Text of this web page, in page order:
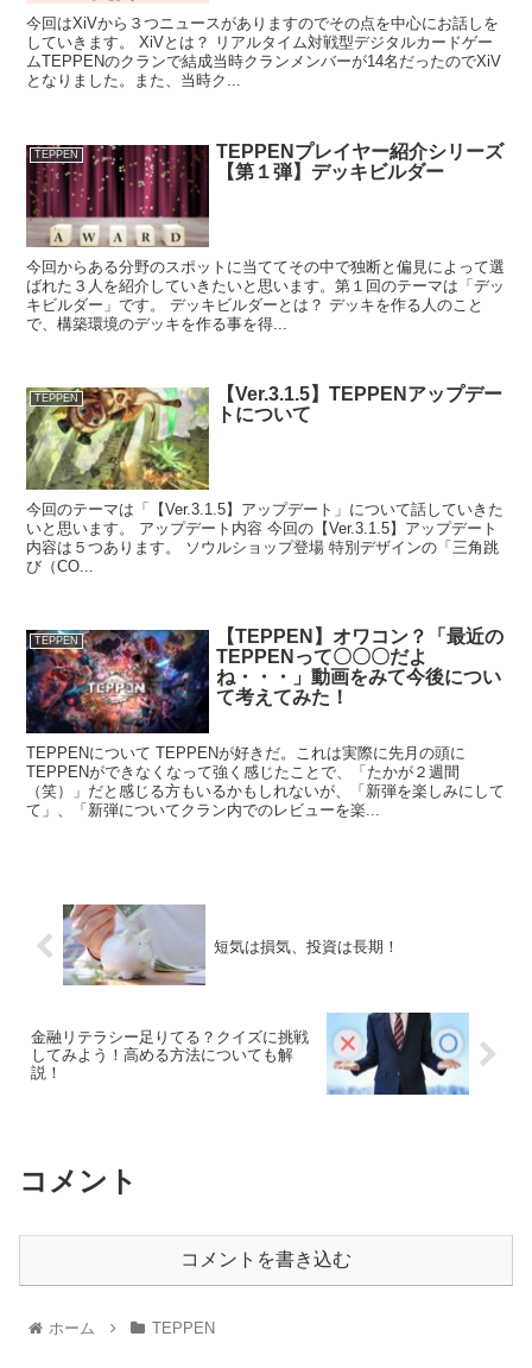
今回はXiVから３つニュースがありますのでその点を中心にお話しを
していきます。 XiVとは？ リアルタイム対戦型デジタルカードゲー
ムTEPPENのクランで結成当時クランメンバーが14名だったのでXiV
となりました。また、当時ク...
TEPPEN
TEPPENプレイヤー紹介シリーズ
【第１弾】デッキビルダー
今回からある分野のスポットに当ててその中で独断と偏見によって選
ばれた３人を紹介していきたいと思います。第１回のテーマは「デッ
キビルダー」です。 デッキビルダーとは？ デッキを作る人のこと
で、構築環境のデッキを作る事を得...
TEPPEN
【Ver.3.1.5】TEPPENアップデー
トについて
今回のテーマは「【Ver.3.1.5】アップデート」について話していきた
いと思います。 アップデート内容 今回の【Ver.3.1.5】アップデート
内容は５つあります。 ソウルショップ登場 特別デザインの「三角跳
び（CO...
TEPPEN
【TEPPEN】オワコン？「最近の
TEPPENって〇〇〇だよ
ね・・・」動画をみて今後につい
て考えてみた！
TEPPENについて TEPPENが好きだ。これは実際に先月の頭に
TEPPENができなくなって強く感じたことで、「たかが２週間
（笑）」だと感じる方もいるかもしれないが、「新弾を楽しみにして
て」、「新弾についてクラン内でのレビューを楽...
短気は損気、投資は長期！
金融リテラシー足りてる？クイズに挑戦
してみよう！高める方法についても解
説！
コメント
コメントを書き込む
ホーム TEPPEN